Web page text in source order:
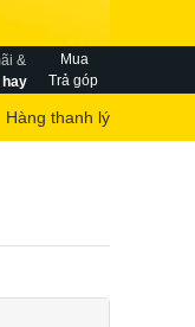
&
hay
Mua
Trả góp
Hàng thanh lý